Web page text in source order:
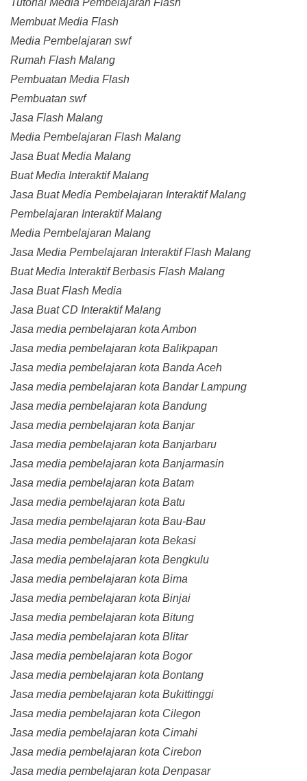
Tutorial Media Pembelajaran Flash
Membuat Media Flash
Media Pembelajaran swf
Rumah Flash Malang
Pembuatan Media Flash
Pembuatan swf
Jasa Flash Malang
Media Pembelajaran Flash Malang
Jasa Buat Media Malang
Buat Media Interaktif Malang
Jasa Buat Media Pembelajaran Interaktif Malang
Pembelajaran Interaktif Malang
Media Pembelajaran Malang
Jasa Media Pembelajaran Interaktif Flash Malang
Buat Media Interaktif Berbasis Flash Malang
Jasa Buat Flash Media
Jasa Buat CD Interaktif Malang
Jasa media pembelajaran kota Ambon
Jasa media pembelajaran kota Balikpapan
Jasa media pembelajaran kota Banda Aceh
Jasa media pembelajaran kota Bandar Lampung
Jasa media pembelajaran kota Bandung
Jasa media pembelajaran kota Banjar
Jasa media pembelajaran kota Banjarbaru
Jasa media pembelajaran kota Banjarmasin
Jasa media pembelajaran kota Batam
Jasa media pembelajaran kota Batu
Jasa media pembelajaran kota Bau-Bau
Jasa media pembelajaran kota Bekasi
Jasa media pembelajaran kota Bengkulu
Jasa media pembelajaran kota Bima
Jasa media pembelajaran kota Binjai
Jasa media pembelajaran kota Bitung
Jasa media pembelajaran kota Blitar
Jasa media pembelajaran kota Bogor
Jasa media pembelajaran kota Bontang
Jasa media pembelajaran kota Bukittinggi
Jasa media pembelajaran kota Cilegon
Jasa media pembelajaran kota Cimahi
Jasa media pembelajaran kota Cirebon
Jasa media pembelajaran kota Denpasar